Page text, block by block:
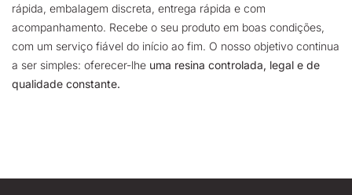
rápida, embalagem discreta, entrega rápida e com
acompanhamento. Recebe o seu produto em boas condições,
com um serviço fiável do início ao fim. O nosso objetivo continua
a ser simples: oferecer-lhe uma resina controlada, legal e de
qualidade constante.